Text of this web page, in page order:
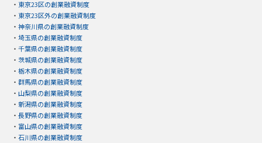
・ 東京23区の創業融資制度
・ 東京23区外の創業融資制度
・ 神奈川県の創業融資制度
・ 埼玉県の創業融資制度
・ 千葉県の創業融資制度
・ 茨城県の創業融資制度
・ 栃木県の創業融資制度
・ 群馬県の創業融資制度
・ 山梨県の創業融資制度
・ 新潟県の創業融資制度
・ 長野県の創業融資制度
・ 富山県の創業融資制度
・ 石川県の創業融資制度